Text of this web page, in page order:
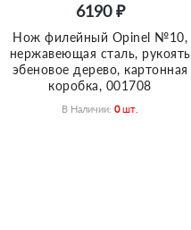
6190 ₽
Нож филейный Opinel №10,
нержавеющая сталь, рукоять
эбеновое дерево, картонная
коробка, 001708
В Наличии: 0 Шт.